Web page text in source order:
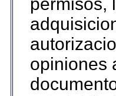
opiniones